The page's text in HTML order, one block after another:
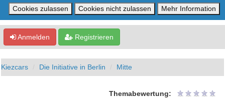
Anmelden Registrieren
Kiezcars Die Initiative in Berlin Mitte
Themabewertung: